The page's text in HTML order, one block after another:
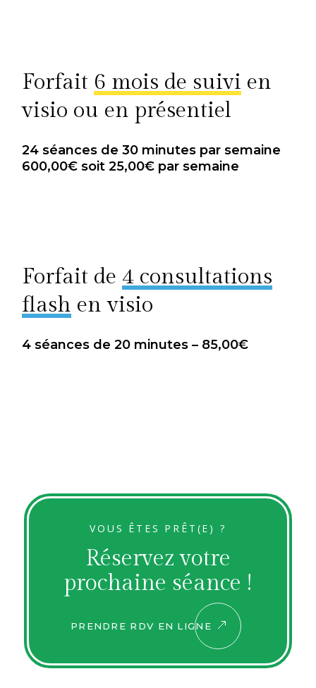
Forfait 6 mois de suivi en
visio ou en présentiel
24 séances de 30 minutes par semaine
600,00€ soit 25,00€ par semaine
Forfait de 4 consultations
flash en visio
4 séances de 20 minutes – 85,00€
VOUS ÊTES PRÊT(E) ?
Réservez votre
prochaine séance !
PRENDRE RDV EN LIGNE